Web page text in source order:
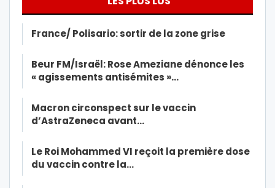
France/ Polisario: sortir de la zone grise
Beur FM/Israël: Rose Ameziane dénonce les
« agissements antisémites »…
Macron circonspect sur le vaccin
d’AstraZeneca avant…
Le Roi Mohammed VI reçoit la première dose
du vaccin contre la…